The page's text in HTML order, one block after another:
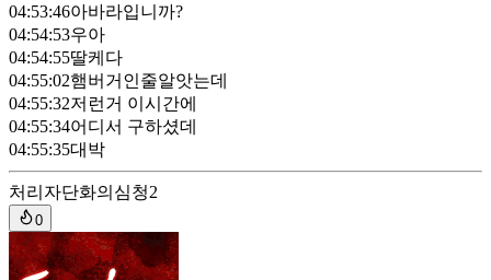
04:53:46아바라입니까?
04:54:53우아
04:54:55딸케다
04:55:02햄버거인줄알앗는데
04:55:32저런거 이시간에
04:55:34어디서 구하셨데
04:55:35대박
처리자단화의심청2
0